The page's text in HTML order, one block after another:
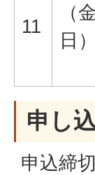
11
（
日）
申し
申込締